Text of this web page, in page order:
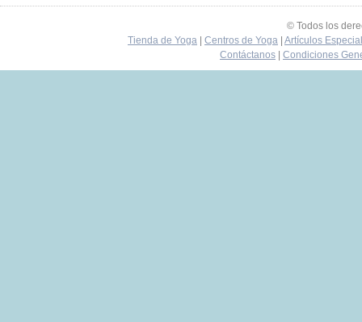
© Todos los
Tienda de Yoga
Centros de Yoga Artículos
Contáctanos
Condiciones